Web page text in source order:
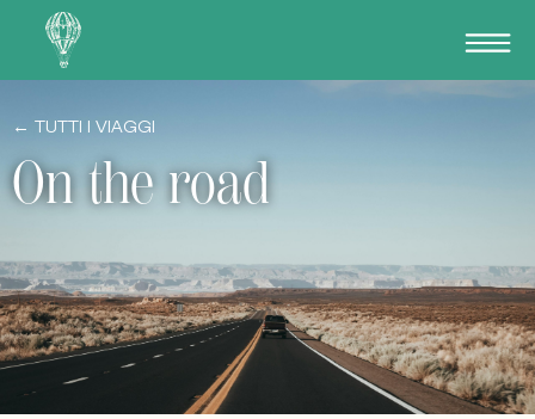
← TUTTI I VIAGGI
On the road